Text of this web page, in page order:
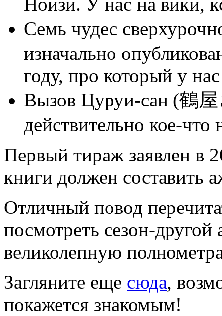
Нойзи. У нас на вики,
Семь чудес
изначально
году, про который у
Вызов Цуруи-сан (鶴
действительно кое-что
Первый тираж заявлен в
книги должен составить
Отличный повод
посмотреть сезон-
великолепную
Загляните еще сюда,
покажется знакомым!